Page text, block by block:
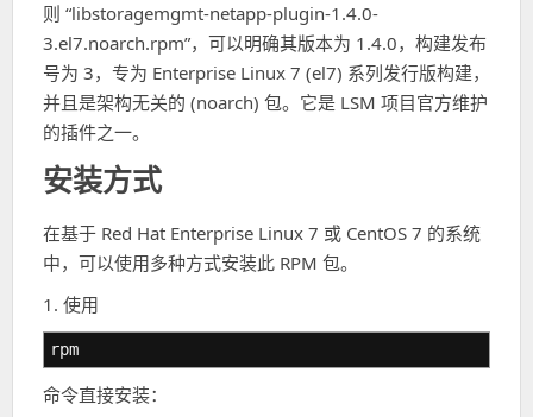
则 “libstoragemgmt-netapp-plugin-1.4.0-
3.el7.noarch.rpm”，可以明确其版本为 1.4.0，构建发布
号为 3，专为 Enterprise Linux 7 (el7) 系列发行版构建，
并且是架构无关的 (noarch) 包。它是 LSM 项目官方维护
的插件之一。
安装方式
在基于 Red Hat Enterprise Linux 7 或 CentOS 7 的系统
中，可以使用多种方式安装此 RPM 包。
1. 使用
rpm
命令直接安装：